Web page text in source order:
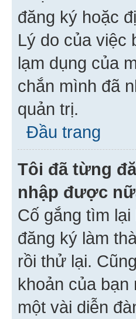
đăng ký hoặc
Lý do của việc
lạm dụng của
chắn mình đã
quản trị.
Đầu trang
Tôi đã từng
nhập được
Cố gắng tìm
đăng ký làm
rồi thử lại.
khoản của
một vài diễn